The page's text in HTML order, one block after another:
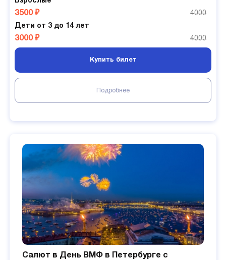
4000
3500 ₽
Дети от 3 до 14 лет
4000
3000 ₽
Купить билет
Подробнее
Салют в День ВМФ в Петербурге с